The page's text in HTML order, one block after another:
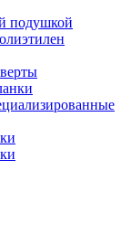
подушкой